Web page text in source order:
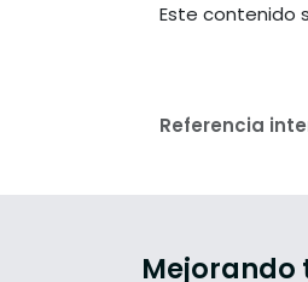
Este contenido
Referencia
Mejorando